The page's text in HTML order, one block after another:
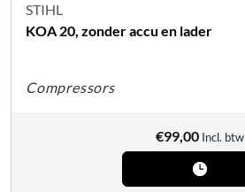
STIHL
KOA 20, zonder accu en lader
Compressors
€99,00 Incl. btw